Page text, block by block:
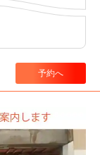
予約へ